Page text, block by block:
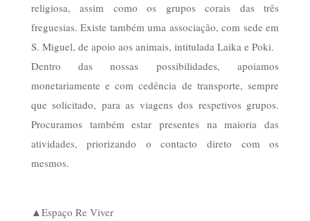
religiosa, assim como os grupos corais das três
freguesias. Existe também uma associação, com sede em
S. Miguel, de apoio aos animais, intitulada Laika e Poki.
Dentro das nossas possibilidades, apoiamos
monetariamente e com cedência de transporte, sempre
que solicitado, para as viagens dos respetivos grupos.
Procuramos também estar presentes na maioria das
atividades, priorizando o contacto direto com os
mesmos.
▲Espaço Re Viver